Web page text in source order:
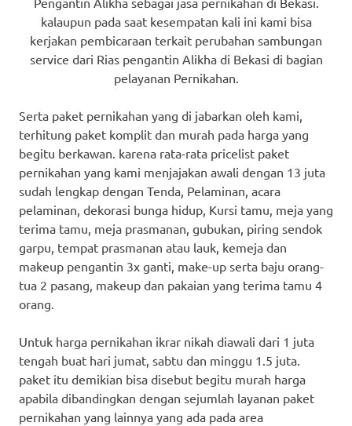
kalaupun pada saat kesempatan kali ini kami bisa
kerjakan pembicaraan terkait perubahan sambungan
service dari Rias pengantin Alikha di Bekasi di bagian
pelayanan Pernikahan.
Serta paket pernikahan yang di jabarkan oleh kami,
terhitung paket komplit dan murah pada harga yang
begitu berkawan. karena rata-rata pricelist paket
pernikahan yang kami menjajakan awali dengan 13 juta
sudah lengkap dengan Tenda, Pelaminan, acara
pelaminan, dekorasi bunga hidup, Kursi tamu, meja yang
terima tamu, meja prasmanan, gubukan, piring sendok
garpu, tempat prasmanan atau lauk, kemeja dan
makeup pengantin 3x ganti, make-up serta baju orang-
tua 2 pasang, makeup dan pakaian yang terima tamu 4
orang.
Untuk harga pernikahan ikrar nikah diawali dari 1 juta
tengah buat hari jumat, sabtu dan minggu 1.5 juta.
paket itu demikian bisa disebut begitu murah harga
apabila dibandingkan dengan sejumlah layanan paket
pernikahan yang lainnya yang ada pada area